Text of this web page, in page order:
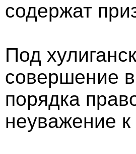
содержат
Под
совершение
порядка
неуважение